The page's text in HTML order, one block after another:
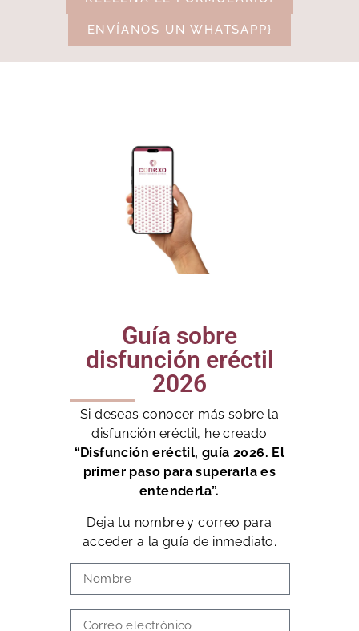
ENVÍANOS UN WHATSAPP}
Guía sobre
disfunción eréctil
2026
Si deseas conocer más sobre la
disfunción eréctil, he creado
“Disfunción eréctil, guía 2026. El
primer paso para superarla es
entenderla”.
Deja tu nombre y correo para
acceder a la guía de inmediato.